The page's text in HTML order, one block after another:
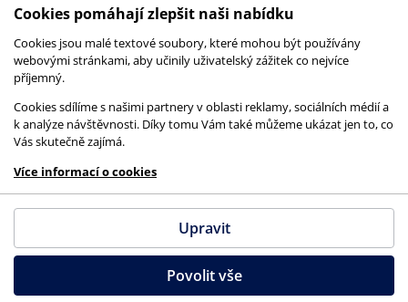
© 2026 SCANquilt - všechna práva vyhrazena
This site is protected by reCAPTCHA and the
GooglePrivacy PolicyandTerms of Serviceapply.
Cookies pomáhají zlepšit naši nabídku
Cookies jsou malé textové soubory, které mohou být používány
webovými stránkami, aby učinily uživatelský zážitek co nejvíce
příjemný.
Cookies sdílíme s našimi partnery v oblasti reklamy, sociálních médií a
k analýze návštěvnosti. Díky tomu Vám také můžeme ukázat jen to, co
Vás skutečně zajímá.
Více informací o cookies
Upravit
Povolit vše